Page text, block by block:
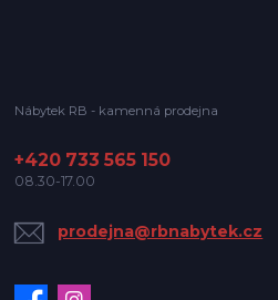
Nábytek RB - kamenná prodejna
+420 733 565 150
08.30-17.00
prodejna@rbnabytek.cz